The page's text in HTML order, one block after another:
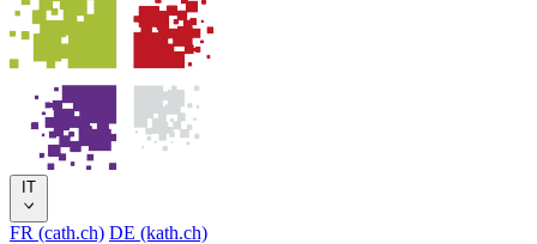
IT
FR (cath.ch) DE (kath.ch)